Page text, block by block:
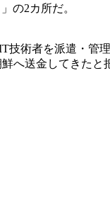
の2カ所だ。
技術者を派遣・管
へ送金してきたと